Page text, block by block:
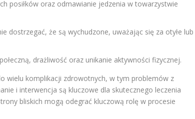
posiłków oraz odmawianie jedzenia w towarzystwie
dostrzegać, że są wychudzone, uważając się za otyłe lub
drażliwość oraz unikanie aktywności fizycznej.
wielu komplikacji zdrowotnych, w tym problemów z
i interwencja są kluczowe dla skutecznego leczenia
bliskich mogą odegrać kluczową rolę w procesie